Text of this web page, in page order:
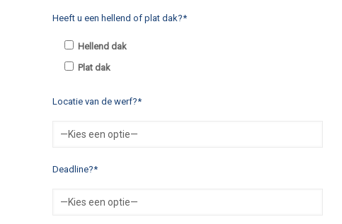
Heeft u een hellend of plat dak?*
Hellend dak
Plat dak
Locatie van de werf?*
Deadline?*